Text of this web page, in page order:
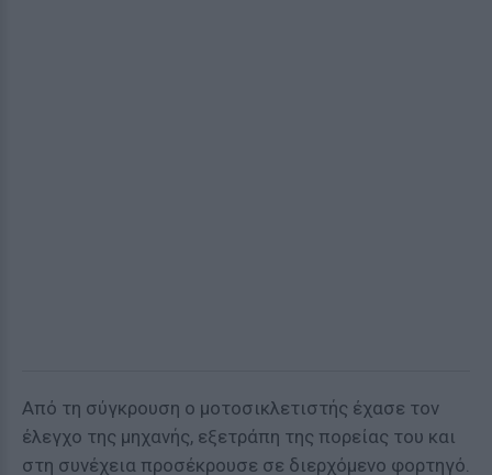
Από τη σύγκρουση ο μοτοσικλετιστής έχασε τον
έλεγχο της μηχανής, εξετράπη της πορείας του και
στη συνέχεια προσέκρουσε σε διερχόμενο φορτηγό.